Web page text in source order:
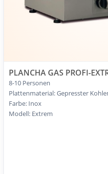
PLANCHA GAS PROFI-
8-10 Personen
Plattenmaterial: Gepresster
Farbe: Inox
Modell: Extrem